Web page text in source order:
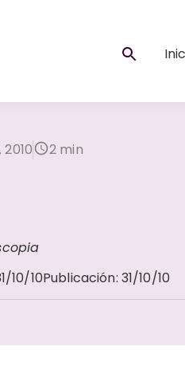
2010 2 min
10/10Publicación: 31/10/10